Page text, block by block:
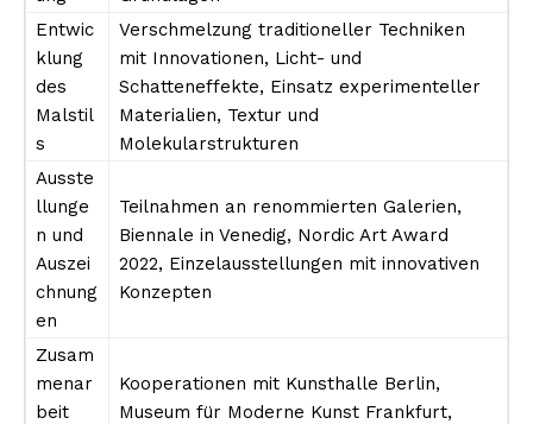
Entwic
klung
des
Malstil
s
Verschmelzung traditioneller Techniken
mit Innovationen, Licht- und
Schatteneffekte, Einsatz experimenteller
Materialien, Textur und
Molekularstrukturen
Ausste
llunge
n und
Auszei
chnung
en
Teilnahmen an renommierten Galerien,
Biennale in Venedig, Nordic Art Award
2022, Einzelausstellungen mit innovativen
Konzepten
Zusam
menar
beit
Kooperationen mit Kunsthalle Berlin,
Museum für Moderne Kunst Frankfurt,